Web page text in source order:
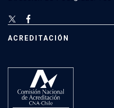
ACREDITACIÓN